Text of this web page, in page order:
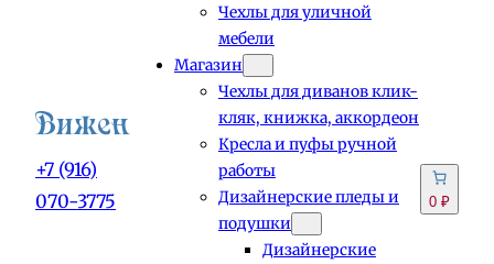
+7 (916)
070-3775
Чехлы для уличной
мебели
Магазин
Чехлы для диванов клик-
кляк, книжка, аккордеон
Кресла и пуфы ручной
работы
Дизайнерские пледы и
подушки
Дизайнерские
0 ₽